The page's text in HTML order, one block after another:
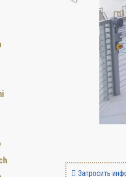
Запросить